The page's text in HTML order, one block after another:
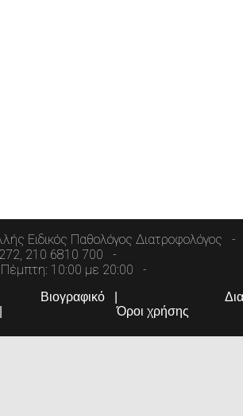
Ειδικός Παθολόγος Διατροφολόγος
210 6810 700
10:00 με 20:00
Βιογραφικό
Όροι χρήσης